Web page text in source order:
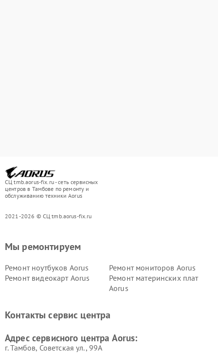
СЦ tmb.aorus-fix.ru - сеть сервисных
центров в Тамбове по ремонту и
обслуживанию техники Aorus
2021-2026 © СЦ tmb.aorus-fix.ru
Мы ремонтируем
Ремонт ноутбуков Aorus
Ремонт мониторов Aorus
Ремонт видеокарт Aorus
Ремонт материнских плат
Aorus
Контакты сервис центра
Адрес сервисного центра Aorus:
г. Тамбов, Советская ул., 99А